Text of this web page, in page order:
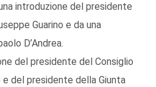
introduzione del presidente
Guarino e da una
D’Andrea.
del presidente del Consiglio
del presidente della Giunta